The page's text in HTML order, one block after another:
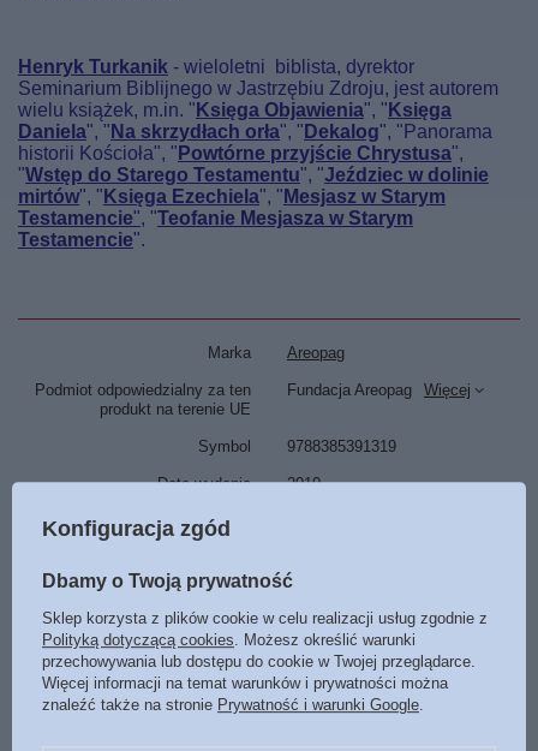
Henryk Turkanik - wieloletni biblista, dyrektor
Seminarium Biblijnego w Jastrzębiu Zdroju, jest autorem
wielu książek, m.in. " Księga Objawienia", " Księga
Daniela", " Na skrzydłach orła", " Dekalog", "Panorama
historii Kościoła", " Powtórne przyjście Chrystusa",
"Wstęp do Starego Testamentu", "Jeździec w dolinie
mirtów", " Księga Ezechiela", " Mesjasz w Starym
Testamencie", "Teofanie Mesjasza w Starym
Testamencie".
Marka Areopag
Podmiot odpowiedzialny za ten
produkt na terenie UE
Fundacja Areopag Więcej
Symbol 9788385391319
Data wydania 2010
Format
Liczba stron
ISBN Więcej 978-83-85391-31-9
Język polski
Konfiguracja zgód
Dbamy o Twoją prywatność
Sklep korzysta z plików cookie w celu realizacji usług zgodnie z
Polityką dotyczącą cookies. Możesz określić warunki
przechowywania lub dostępu do cookie w Twojej przeglądarce.
Więcej informacji na temat warunków i prywatności można
znaleźć także na stronie Prywatność i warunki Google.